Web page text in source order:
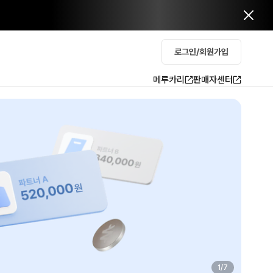
로그인/회원가입
메루카리 판매자센터
2/7